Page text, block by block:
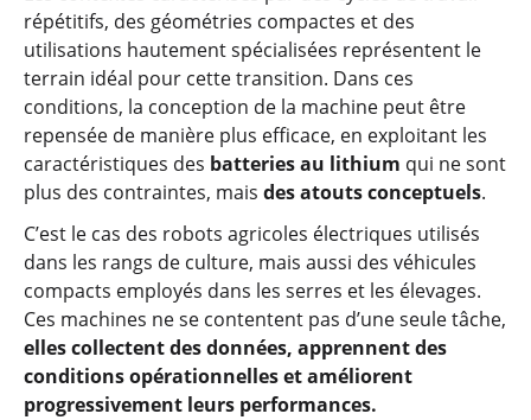
répétitifs, des géométries compactes et des
utilisations hautement spécialisées représentent le
terrain idéal pour cette transition. Dans ces
conditions, la conception de la machine peut être
repensée de manière plus efficace, en exploitant les
caractéristiques des batteries au lithium qui ne sont
plus des contraintes, mais des atouts conceptuels.
C’est le cas des robots agricoles électriques utilisés
dans les rangs de culture, mais aussi des véhicules
compacts employés dans les serres et les élevages.
Ces machines ne se contentent pas d’une seule tâche,
elles collectent des données, apprennent des
conditions opérationnelles et améliorent
progressivement leurs performances.